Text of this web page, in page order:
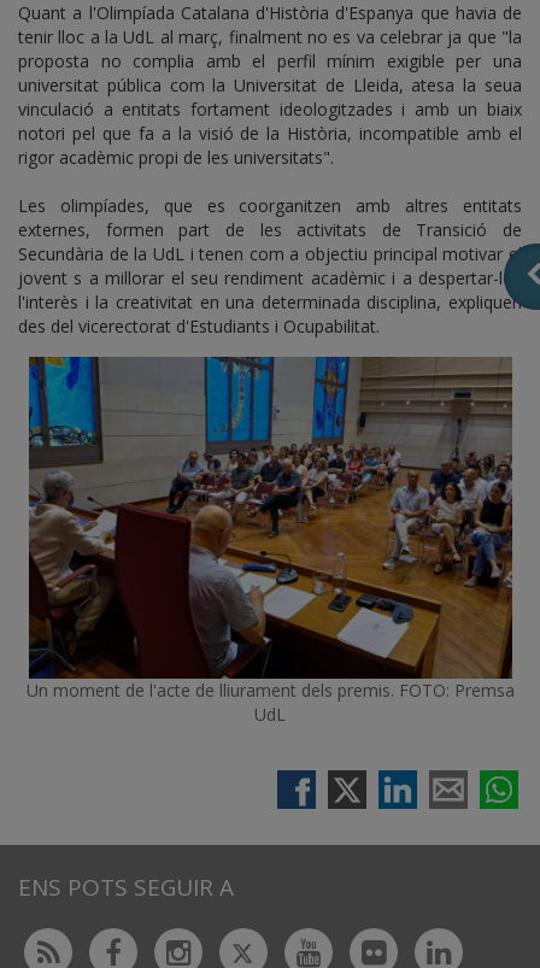
Quant a l'Olimpíada Catalana d'Història d'Espanya que havia de
tenir lloc a la UdL al març, finalment no es va celebrar ja que "la
proposta no complia amb el perfil mínim exigible per una
universitat pública com la Universitat de Lleida, atesa la seua
vinculació a entitats fortament ideologitzades i amb un biaix
notori pel que fa a la visió de la Història, incompatible amb el
rigor acadèmic propi de les universitats".
Les olimpíades, que es coorganitzen amb altres entitats
externes, formen part de les activitats de Transició de
Secundària de la UdL i tenen com a objectiu principal motivar el
jovent s a millorar el seu rendiment acadèmic i a despertar-los
l'interès i la creativitat en una determinada disciplina, expliquen
des del vicerectorat d'Estudiants i Ocupabilitat.
Un moment de l'acte de lliurament dels premis. FOTO: Premsa
UdL
ENS POTS SEGUIR A
Rss FacebookInstagram
TwitterYoutubeFlickr